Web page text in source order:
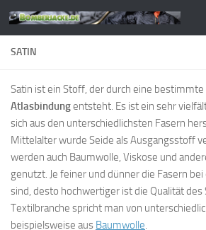
Zum Inhalt springen
SATIN
Satin ist ein Stoff, der durch eine
Atlasbindungentsteht. Es ist ein sehr
sich aus den unterschiedlichsten Fasern
Mittelalter wurde Seide als Ausgangsstoff
werden auch Baumwolle, Viskose und
genutzt. Je feiner und dünner die Fasern
sind, desto hochwertiger ist die Qualität des
Textilbranche spricht man von
beispielsweise aus Baumwolle.